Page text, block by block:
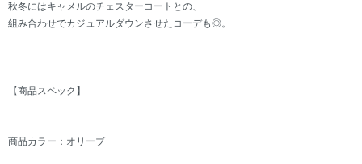
秋冬にはキャメルのチェスターコートとの、
組み合わせでカジュアルダウンさせたコーデも◎。
【商品スペック】
商品カラー：オリーブ